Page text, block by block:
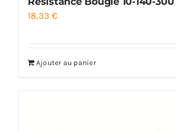
18,33€
Ajouter au panier